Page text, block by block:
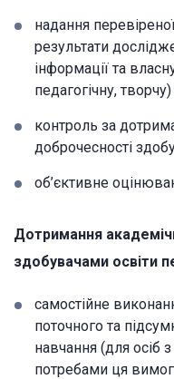
надання
результати
інформації та
педагогічну, творчу)
контроль за
доброчесності
об’єктивне
Дотримання
здобувачами освіти
самостійне
поточного та
навчання (для осіб
потребами ця